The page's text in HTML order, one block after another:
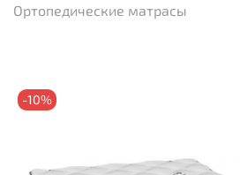
Ортопедические матрасы
-10%